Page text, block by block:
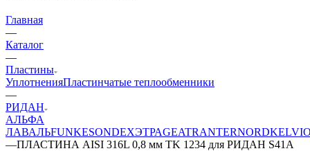
Главная
—
Каталог
—
Пластины
УплотненияПластинчатые теплообменники
—
РИДАН
АЛЬФА
ЛАВАЛЬFUNKESONDEXЭТРАGEATRANTERNORD
—ПЛАСТИНА AISI 316L 0,8 мм TK 1234 для РИДАН S41A